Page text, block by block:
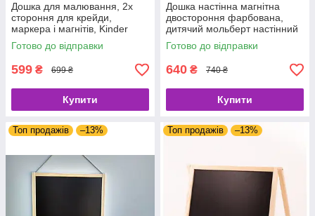
Дошка для малювання, 2х
стороння для крейди,
маркера і магнітів, Kinder
Way, 51-002.
Готово до відправки
599 ₴ 699 ₴
Купити
Дошка настінна магнітна
двостороння фарбована,
дитячий мольберт настінний
дерев'яний.
Готово до відправки
640 ₴ 740 ₴
Купити
Топ продажів –13% Топ продажів –13%